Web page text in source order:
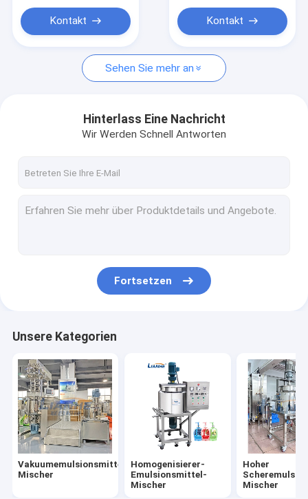
Fordern Sie ein Zitat
Homogenisierer-Emulsionsmittel-Mischer
Hoher Scheremulsionsmittel-Mischer
Etikettiermaschine der Flasche
Kosmetische Laborausrüstung
KissenFüllmaschine
Kontakt Kontakt
Sehen Sie mehr an
Hinterlass Eine Nachricht
Wir Werden Schnell Antworten
Fortsetzen
Unsere Kategorien
Vakuumemulsionsmittel-
Mischer
Homogenisierer-
Emulsionsmittel-
Mischer
Hoher
Mischer